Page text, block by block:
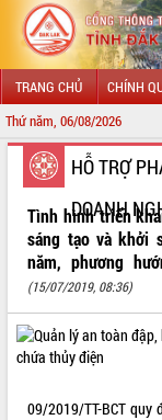
TRANG CHỦ CHÍNH
Thứ năm, 06/08/2026
GIỚI THIỆU
LÃNH ĐẠO UBND TỈNH
TIN TỨC SỰ KIỆN
SỞ, BAN, NGÀNH
UBND CÁC XÃ, PHƯỜNG
HỖ TRỢ
DOANH
Tình hình triển
sáng tạo và khởi
năm, phương
(15/07/2019, 08:36)
09/2019/TT-BCT quy